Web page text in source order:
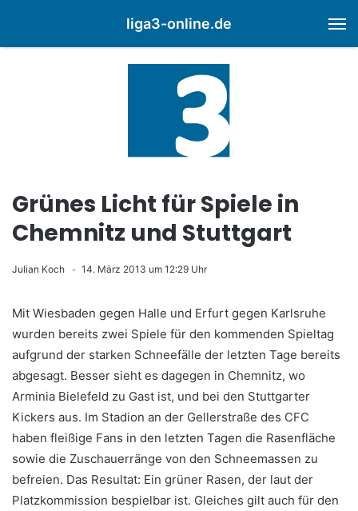
liga3-online.de
Grünes Licht für Spiele in
Chemnitz und Stuttgart
Julian Koch 14. März 2013 um 12:29 Uhr
Mit Wiesbaden gegen Halle und Erfurt gegen Karlsruhe
wurden bereits zwei Spiele für den kommenden Spieltag
aufgrund der starken Schneefälle der letzten Tage bereits
abgesagt. Besser sieht es dagegen in Chemnitz, wo
Arminia Bielefeld zu Gast ist, und bei den Stuttgarter
Kickers aus. Im Stadion an der Gellerstraße des CFC
haben fleißige Fans in den letzten Tagen die Rasenfläche
sowie die Zuschauerränge von den Schneemassen zu
befreien. Das Resultat: Ein grüner Rasen, der laut der
Platzkommission bespielbar ist. Gleiches gilt auch für den